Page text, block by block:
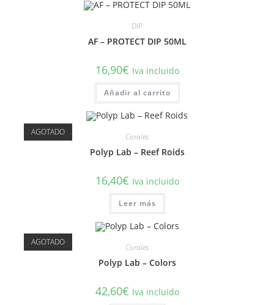
DIP
AF – PROTECT DIP 50ML
16,90€ Iva incluido
Añadir al carrito
AGOTADO Corales
Polyp Lab – Reef Roids
16,40€ Iva incluido
Leer más
AGOTADO Corales
Polyp Lab – Colors
42,60€ Iva incluido